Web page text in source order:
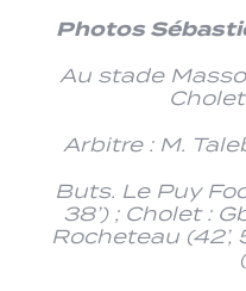
Photos
Au stade
Arbitre : M.
Buts. Le Puy
38’) ; Cholet :
Rocheteau (42’,